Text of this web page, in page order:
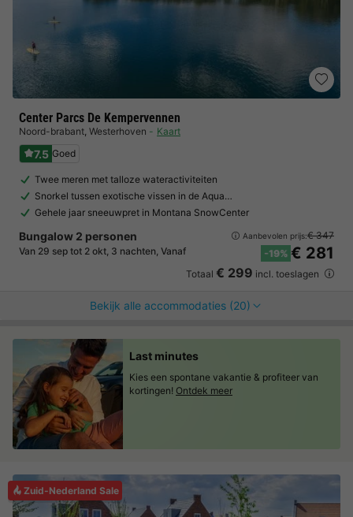
Center Parcs De Kempervennen
Noord-brabant, Westerhoven Kaart
7.5 Goed
Twee meren met talloze wateractiviteiten
Snorkel tussen exotische vissen in de Aqua…
Gehele jaar sneeuwpret in Montana SnowCenter
Bungalow 2 personen
Van 29 sep tot 2 okt, 3 nachten, Vanaf
Aanbevolen prijs:€ 347
-19% € 281
Totaal € 299 incl. toeslagen
Bekijk alle accommodaties (20)
Zuid-Nederland Sale
Last minutes
Kies een spontane vakantie & profiteer van
kortingen! Ontdek meer